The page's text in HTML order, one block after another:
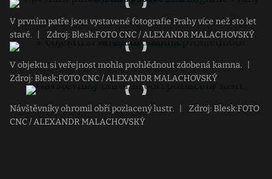
V prvním patře jsou vystavené fotografie Prahy více než sto let
staré.
Zdroj: Blesk:FOTO CNC / ALEXANDR MALACHOVSKÝ
V objektu si veřejnost mohla prohlédnout zdobená kamna.
Zdroj: Blesk:FOTO CNC / ALEXANDR MALACHOVSKÝ
Návštěvníky ohromil obří pozlacený lustr.
Zdroj: Blesk:FOTO
CNC / ALEXANDR MALACHOVSKÝ